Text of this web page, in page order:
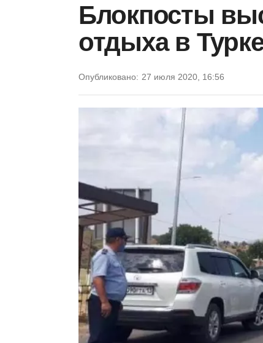
Блокпосты
отдыха в
Опубликовано: 27 июля 2020, 16:56